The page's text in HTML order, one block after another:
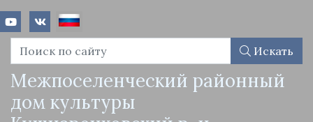
Искать
Межпоселенческий районный
дом культуры